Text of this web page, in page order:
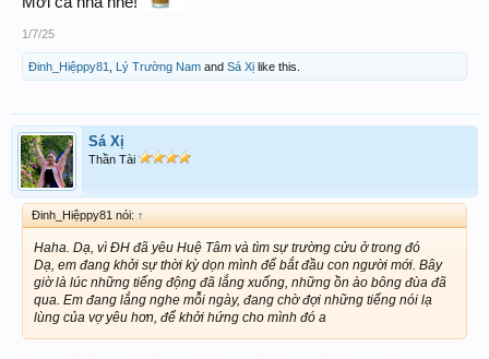
1/7/25
Đinh_Hiệppy81 Lý Trường Nam and Sá Xị like this.
Sá Xị
Thần Tài
Đinh_Hiệppy81 nói: ↑
Haha. Dạ, vì ĐH đã yêu Huệ Tâm và tìm sự trường cửu ở trong đó
Dạ, em đang khởi sự thời kỳ dọn mình để bắt đầu con người mới. Bây
giờ là lúc những tiếng động đã lắng xuống, những ồn ào bông đùa đã
qua. Em đang lắng nghe mỗi ngày, đang chờ đợi những tiếng nói lạ
lùng của vợ yêu hơn, để khởi hứng cho mình đó a